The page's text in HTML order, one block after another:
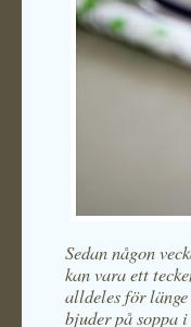
Sedan någon
kan vara ett
alldeles för
bjuder på soppa